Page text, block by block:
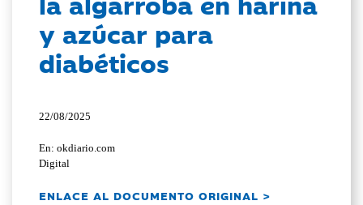
y azúcar para
diabéticos
22/08/2025
En: okdiario.com
Digital
ENLACE AL DOCUMENTO ORIGINAL >